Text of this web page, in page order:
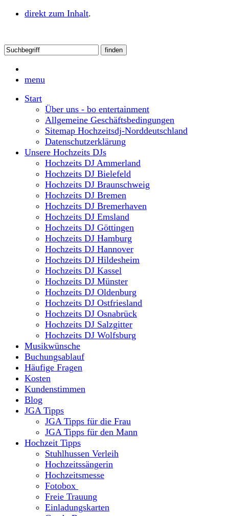
direkt zum Inhalt.
menu
Start
Über uns - bo entertainment
Allgemeine Geschäftsbedingungen
Sitemap Hochzeitsdj-Norddeutschland
Datenschutzerklärung
Unsere Hochzeits DJs
Hochzeits DJ Ammerland
Hochzeits DJ Bielefeld
Hochzeits DJ Braunschweig
Hochzeits DJ Bremen
Hochzeits DJ Bremerhaven
Hochzeits DJ Emsland
Hochzeits DJ Göttingen
Hochzeits DJ Hamburg
Hochzeits DJ Hannover
Hochzeits DJ Hildesheim
Hochzeits DJ Kassel
Hochzeits DJ Münster
Hochzeits DJ Oldenburg
Hochzeits DJ Ostfriesland
Hochzeits DJ Osnabrück
Hochzeits DJ Salzgitter
Hochzeits DJ Wolfsburg
Musikwünsche
Buchungsablauf
Häufige Fragen
Kosten
Kundenstimmen
Blog
JGA Tipps
JGA Tipps für die Frau
JGA Tipps für den Mann
Hochzeit Tipps
Stuhlhussen Verleih
Hochzeitssängerin
Hochzeitsmesse
Fotobox
Freie Trauung
Einladungskarten